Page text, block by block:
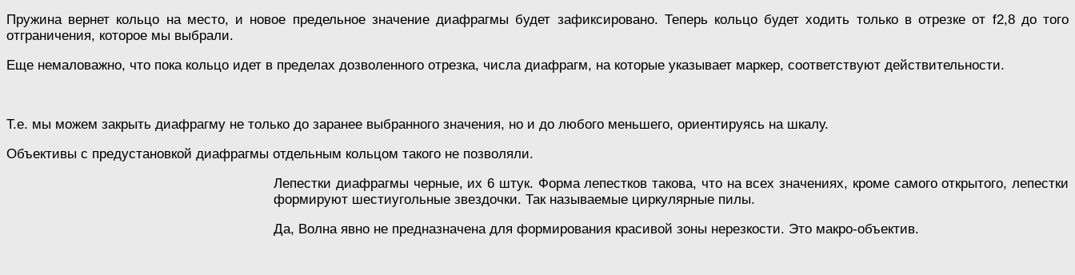
Пружина вернет кольцо на место, и новое предельное значение диафрагмы будет зафиксировано. Теперь кольцо будет ходить только в отрезке от f2,8 до того
отграничения, которое мы выбрали.
Еще немаловажно, что пока кольцо идет в пределах дозволенного отрезка, числа диафрагм, на которые указывает маркер, соответствуют действительности.
Т.е. мы можем закрыть диафрагму не только до заранее выбранного значения, но и до любого меньшего, ориентируясь на шкалу.
Объективы с предустановкой диафрагмы отдельным кольцом такого не позволяли.
Лепестки диафрагмы черные, их 6 штук. Форма лепестков такова, что на всех значениях, кроме самого открытого, лепестки
формируют шестиугольные звездочки. Так называемые циркулярные пилы.
Да, Волна явно не предназначена для формирования красивой зоны нерезкости. Это макро-объектив.